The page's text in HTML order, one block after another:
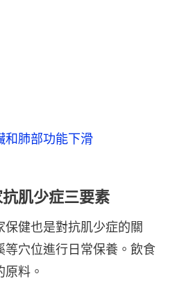
和肺部功能下滑
肌少症三要素
健也是對抗肌少症的關
穴位進行日常保養。飲食
料。